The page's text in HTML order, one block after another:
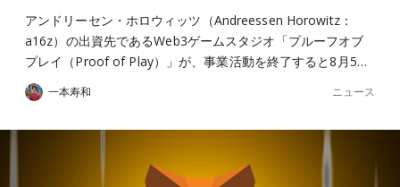
アンドリーセン・ホロウィッツ（Andreessen Horowitz：
a16z）の出資先であるWeb3ゲームスタジオ「プルーフオブ
プレイ（Proof of Play）」が、事業活動を終了すると8月5…
一本寿和 ニュース